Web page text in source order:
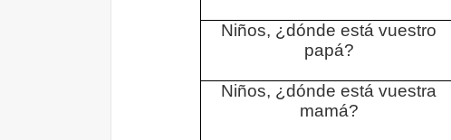
Niños, ¿dónde está vuestro
papá?
Niños, ¿dónde está vuestra
mamá?